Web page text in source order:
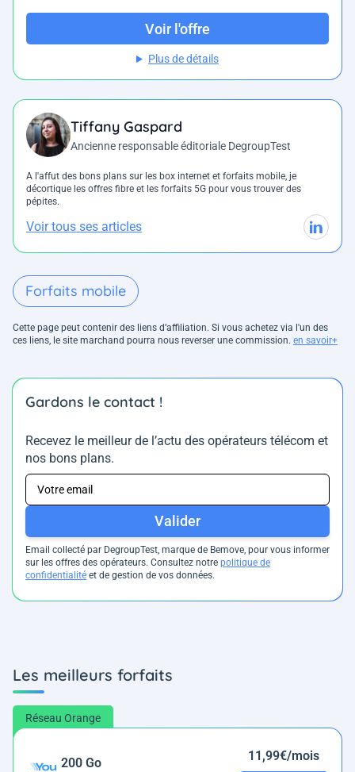
Voir l'offre
Plus de détails
Tiffany Gaspard
Ancienne responsable éditoriale DegroupTest
A l'affut des bons plans sur les box internet et forfaits mobile, je
décortique les offres fibre et les forfaits 5G pour vous trouver des
pépites.
Voir tous ses articles
Forfaits mobile
Cette page peut contenir des liens d’affiliation. Si vous achetez via l'un des
ces liens, le site marchand pourra nous reverser une commission. en savoir+
Gardons le contact !
Recevez le meilleur de l’actu des opérateurs télécom et
nos bons plans.
Valider
Email collecté par DegroupTest, marque de Bemove, pour vous informer
sur les offres des opérateurs. Consultez notre politique de
confidentialité et de gestion de vos données.
Les meilleurs forfaits
Réseau Orange
200 Go
11,99€/mois